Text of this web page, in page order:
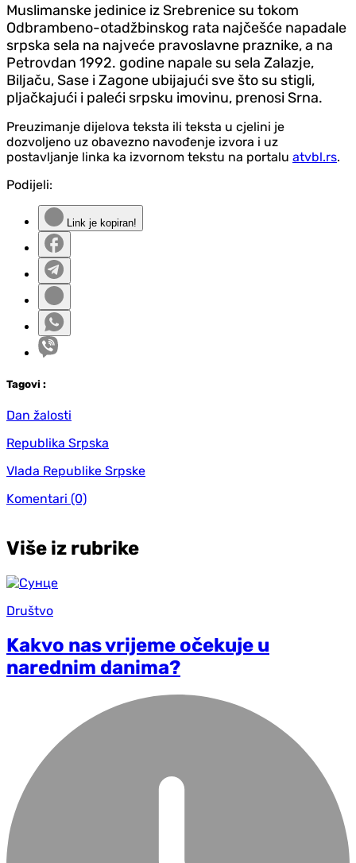
Muslimanske jedinice iz Srebrenice su tokom
Odbrambeno-otadžbinskog rata najčešće napadale
srpska sela na najveće pravoslavne praznike, a na
Petrovdan 1992. godine napale su sela Zalazje,
Biljaču, Sase i Zagone ubijajući sve što su stigli,
pljačkajući i paleći srpsku imovinu, prenosi Srna.
Preuzimanje dijelova teksta ili teksta u cjelini je
dozvoljeno uz obavezno navođenje izvora i uz
postavljanje linka ka izvornom tekstu na portalu atvbl.rs.
Podijeli:
Link je kopiran!
Tagovi :
Dan žalosti
Republika Srpska
Vlada Republike Srpske
Komentari (0)
Više iz rubrike
Društvo
Kakvo nas vrijeme očekuje u
narednim danima?